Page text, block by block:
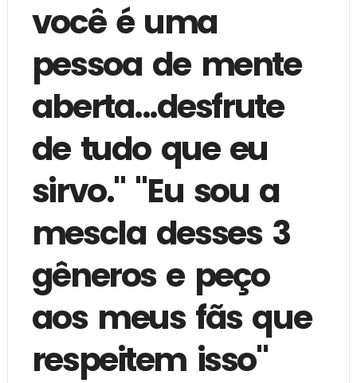
você é uma
pessoa de mente
aberta...desfrute
de tudo que eu
sirvo." "Eu sou a
mescla desses 3
gêneros e peço
aos meus fãs que
respeitem isso"